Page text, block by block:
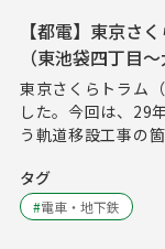
【都電】東京さ
（東池袋四丁目～
東京さくらトラム
した。今回は、29
う軌道移設工事の
タグ
#電車・地下鉄